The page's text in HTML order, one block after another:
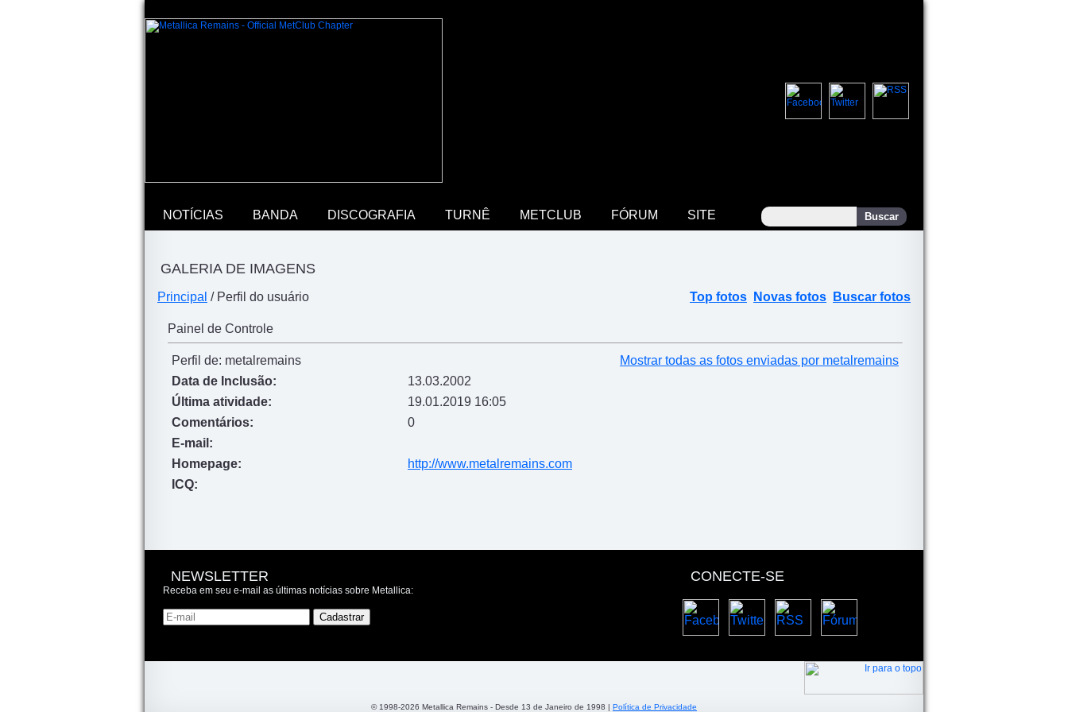
NOTÍCIAS BANDA DISCOGRAFIA TURNÊ METCLUB FÓRUM SITE
GALERIA DE IMAGENS
Principal / Perfil do usuário Top fotos Novas fotos Buscar fotos
Painel de Controle
Perfil de: metalremains
Mostrar todas as fotos enviadas por metalremains
Data de Inclusão:
13.03.2002
Última atividade:
19.01.2019 16:05
Comentários:
0
E-mail:
Homepage:
http://www.metalremains.com
ICQ:
NEWSLETTER
Receba em seu e-mail as últimas notícias sobre Metallica:
CONECTE-SE
© 1998-2026 Metallica Remains - Desde 13 de Janeiro de 1998 | Política de Privacidade